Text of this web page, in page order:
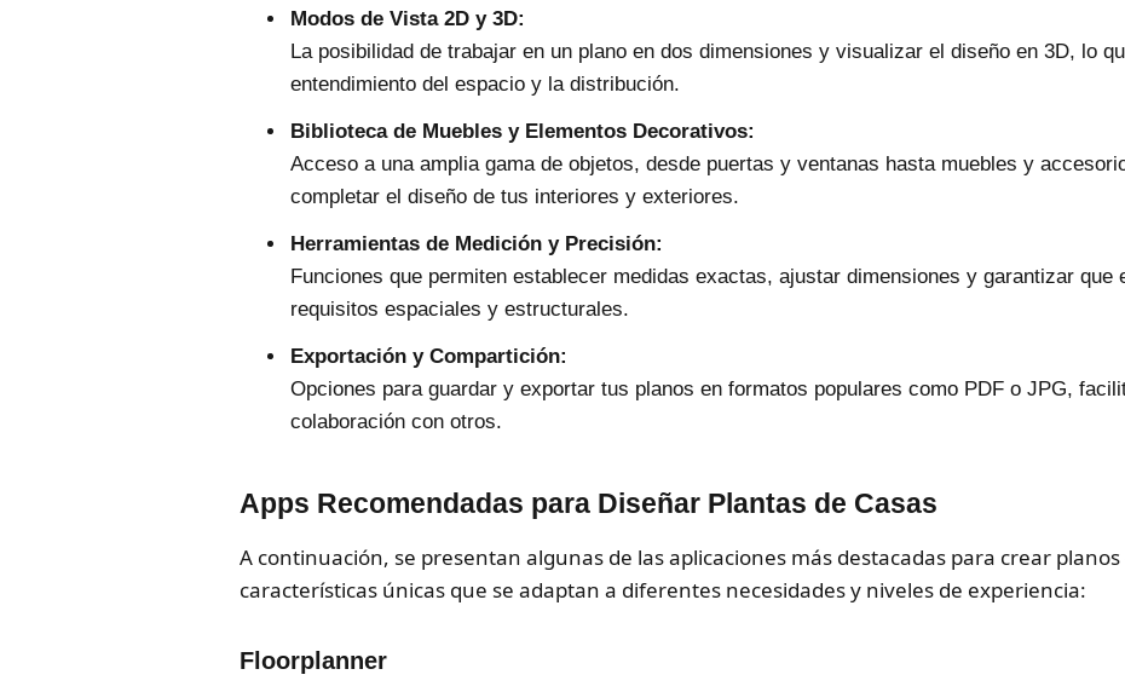
Modos de Vista 2D y 3D:
La posibilidad de trabajar en un plano en dos dimensiones y visualizar el diseño en 3D, lo
entendimiento del espacio y la distribución.
Biblioteca de Muebles y Elementos Decorativos:
Acceso a una amplia gama de objetos, desde puertas y ventanas hasta muebles y
completar el diseño de tus interiores y exteriores.
Herramientas de Medición y Precisión:
Funciones que permiten establecer medidas exactas, ajustar dimensiones y garantizar que
requisitos espaciales y estructurales.
Exportación y Compartición:
Opciones para guardar y exportar tus planos en formatos populares como PDF o JPG,
colaboración con otros.
Apps Recomendadas para Diseñar Plantas de Casas
A continuación, se presentan algunas de las aplicaciones más destacadas para crear
características únicas que se adaptan a diferentes necesidades y niveles de experiencia:
Floorplanner